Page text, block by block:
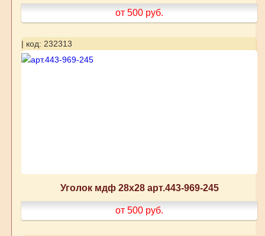
от 500 руб.
| код: 232313
Уголок мдф 28х28 арт.443-969-245
от 500 руб.